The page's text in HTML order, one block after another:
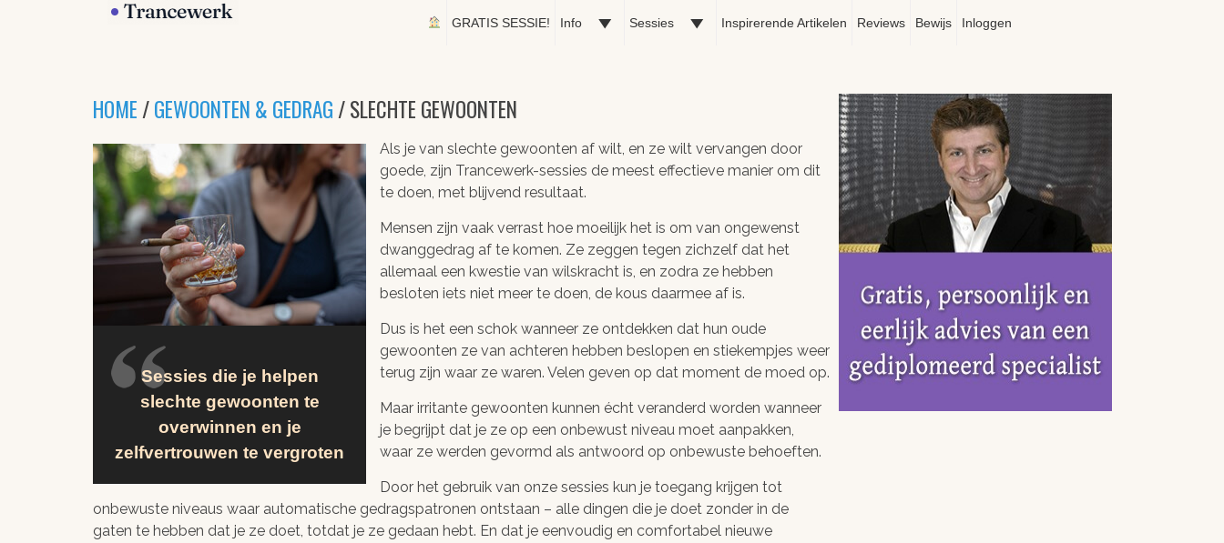
GRATIS SESSIE! Info Sessies Inspirerende Artikelen Reviews Bewijs Inloggen
HOME/GEWOONTEN & GEDRAG/ SLECHTE GEWOONTEN
Sessies die je helpen
slechte gewoonten te
overwinnen en je
zelfvertrouwen te vergroten
Als je van slechte gewoonten af wilt, en ze wilt vervangen door
goede, zijn Trancewerk-sessies de meest effectieve manier om dit
te doen, met blijvend resultaat.
Mensen zijn vaak verrast hoe moeilijk het is om van ongewenst
dwanggedrag af te komen. Ze zeggen tegen zichzelf dat het
allemaal een kwestie van wilskracht is, en zodra ze hebben
besloten iets niet meer te doen, de kous daarmee af is.
Dus is het een schok wanneer ze ontdekken dat hun oude
gewoonten ze van achteren hebben beslopen en stiekempjes weer
terug zijn waar ze waren. Velen geven op dat moment de moed op.
Maar irritante gewoonten kunnen écht veranderd worden wanneer
je begrijpt dat je ze op een onbewust niveau moet aanpakken,
waar ze werden gevormd als antwoord op onbewuste behoeften.
Door het gebruik van onze sessies kun je toegang krijgen tot
onbewuste niveaus waar automatische gedragspatronen ontstaan – alle dingen die je doet zonder in de
gaten te hebben dat je ze doet, totdat je ze gedaan hebt. En dat je eenvoudig en comfortabel nieuwe